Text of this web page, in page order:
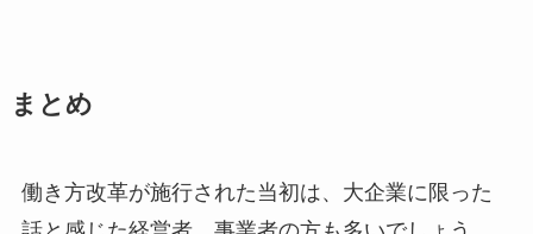
まとめ
働き方改革が施行された当初は、大企業に限った